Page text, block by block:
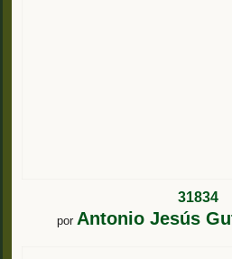
31834
por Antonio Jesús